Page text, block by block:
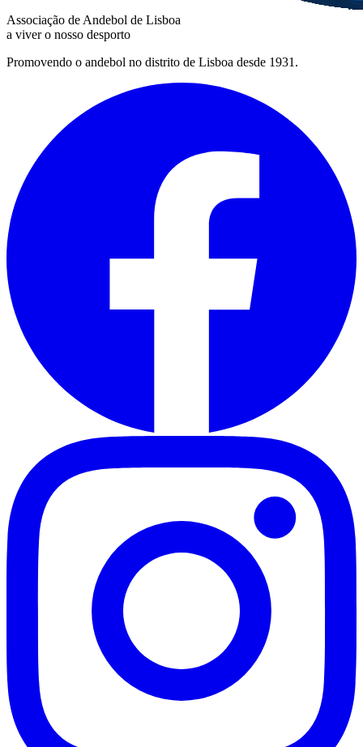
Associação de Andebol de Lisboa
a viver o nosso desporto
Promovendo o andebol no distrito de Lisboa desde 1931.